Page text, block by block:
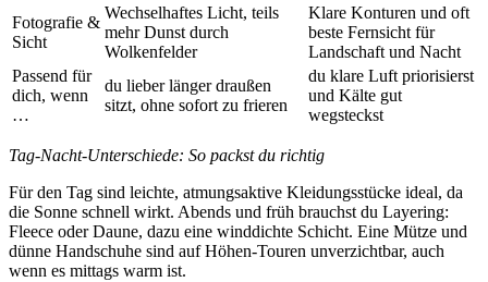
Fotografie &
Sicht
Wechselhaftes Licht, teils
mehr Dunst durch
Wolkenfelder
Klare Konturen und oft
beste Fernsicht für
Landschaft und Nacht
Passend für
dich, wenn
…
du lieber länger draußen
sitzt, ohne sofort zu frieren
du klare Luft priorisierst
und Kälte gut
wegsteckst
Tag-Nacht-Unterschiede: So packst du richtig
Für den Tag sind leichte, atmungsaktive Kleidungsstücke ideal, da
die Sonne schnell wirkt. Abends und früh brauchst du Layering:
Fleece oder Daune, dazu eine winddichte Schicht. Eine Mütze und
dünne Handschuhe sind auf Höhen-Touren unverzichtbar, auch
wenn es mittags warm ist.